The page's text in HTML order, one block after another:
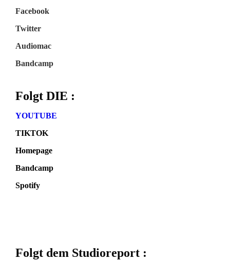
Facebook
Twitter
Audiomac
Bandcamp
Folgt DIE :
YOUTUBE
TIKTOK
Homepage
Bandcamp
Spotify
Folgt dem Studioreport :